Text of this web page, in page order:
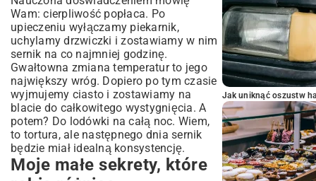
Wam: cierpliwość popłaca. Po
upieczeniu wyłączamy piekarnik,
uchylamy drzwiczki i zostawiamy w nim
sernik na co najmniej godzinę.
Gwałtowna zmiana temperatur to jego
największy wróg. Dopiero po tym czasie
wyjmujemy ciasto i zostawiamy na
blacie do całkowitego wystygnięcia. A
potem? Do lodówki na całą noc. Wiem,
to tortura, ale następnego dnia sernik
będzie miał idealną konsystencję.
Moje małe sekrety, które
Jak uniknąć oszustw